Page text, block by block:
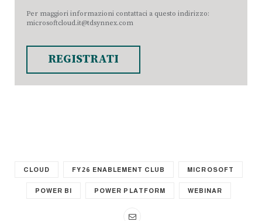
Per maggiori informazioni contattaci a questo indirizzo:
microsoftcloud.it@tdsynnex.com
REGISTRATI
CLOUD FY26 ENABLEMENT CLUB MICROSOFT
POWER BI POWER PLATFORM WEBINAR